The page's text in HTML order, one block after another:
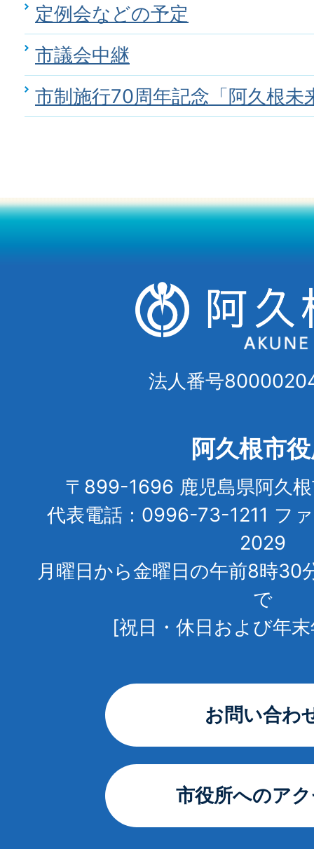
定例会などの予定
市議会中継
市制施行70周年記念「阿久根未
法人番号
阿久根市
〒899-1696 鹿児島県阿久
代表電話：0996-73-1211 フ
2029
月曜日から金曜日の午前8時30
で
[祝日・休日および年
お問い合わ
市役所へのア